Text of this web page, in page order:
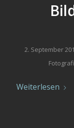
2. September
Weiterlesen